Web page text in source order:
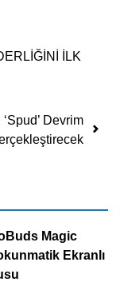
İLK
Devrim
Magic
Ekranlı